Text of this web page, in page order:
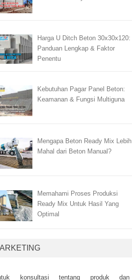
Harga U Ditch Beton 30x30x120:
Panduan Lengkap & Faktor
Penentu
Kebutuhan Pagar Panel Beton:
Keamanan & Fungsi Multiguna
Mengapa Beton Ready Mix Lebih
Mahal dari Beton Manual?
Memahami Proses Produksi
Ready Mix Untuk Hasil Yang
Optimal
kоnsultаsі tеntаng рrоduk dаn